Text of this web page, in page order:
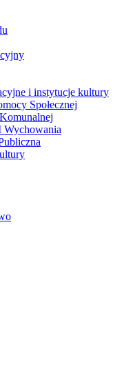
i instytucje kultury
Społecznej
Wychowania